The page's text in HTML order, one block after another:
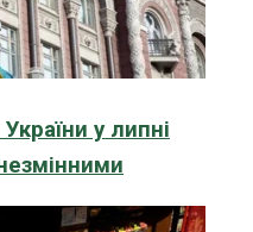
у липні